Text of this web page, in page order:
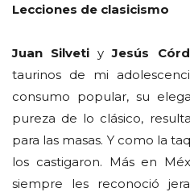
Lecciones de clasicismo
Juan SilvetiyJesús
taurinos de mi
consumo popular, su
pureza de lo clásico,
para las masas. Y como la
los castigaron. Más en
siempre les reconoció